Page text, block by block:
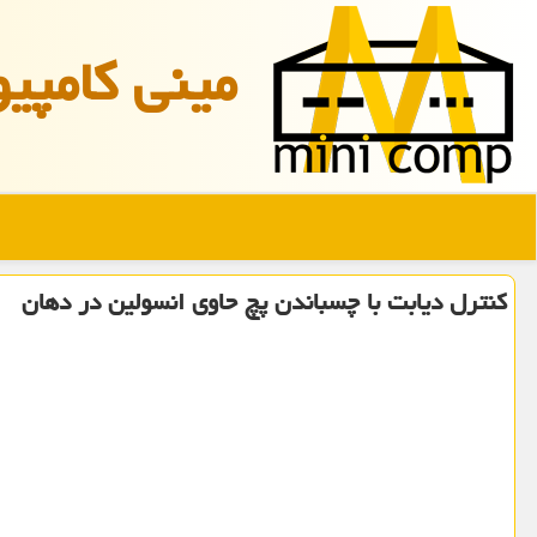
مینی
کنترل دیابت با چسباندن پچ حاوی انسولین در دهان